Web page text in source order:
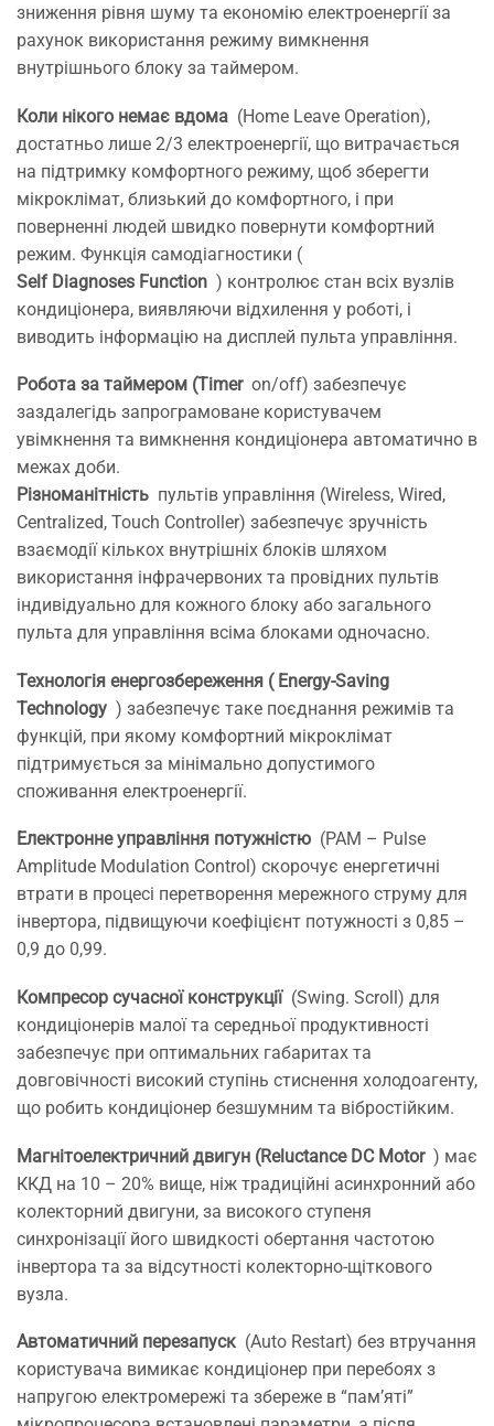
зниження рівня шуму та економію електроенергії за
рахунок використання режиму вимкнення
внутрішнього блоку за таймером.
Коли нікого немає вдома (Home Leave Operation),
достатньо лише 2/3 електроенергії, що витрачається
на підтримку комфортного режиму, щоб зберегти
мікроклімат, близький до комфортного, і при
поверненні людей швидко повернути комфортний
режим. Функція самодіагностики (
Self Diagnoses Function ) контролює стан всіх вузлів
кондиціонера, виявляючи відхилення у роботі, і
виводить інформацію на дисплей пульта управління.
Робота за таймером (Timeron/off) забезпечує
заздалегідь запрограмоване користувачем
увімкнення та вимкнення кондиціонера автоматично в
межах доби.
Різноманітність пультів управління (Wireless, Wired,
Centralized, Touch Controller) забезпечує зручність
взаємодії кількох внутрішніх блоків шляхом
використання інфрачервоних та провідних пультів
індивідуально для кожного блоку або загального
пульта для управління всіма блоками одночасно.
Технологія енергозбереження ( Energy-Saving
Technology ) забезпечує таке поєднання режимів та
функцій, при якому комфортний мікроклімат
підтримується за мінімально допустимого
споживання електроенергії.
Електронне управління потужністю (PAM – Pulse
Amplitude Modulation Сontrol) скорочує енергетичні
втрати в процесі перетворення мережного струму для
інвертора, підвищуючи коефіцієнт потужності з 0,85 –
0,9 до 0,99.
Компресор сучасної конструкції(Swing. Scroll) для
кондиціонерів малої та середньої продуктивності
забезпечує при оптимальних габаритах та
довговічності високий ступінь стиснення холодоагенту,
що робить кондиціонер безшумним та вібростійким.
Магнітоелектричний двигун (Reluctance DC Motor) має
ККД на 10 – 20% вище, ніж традиційні асинхронний або
колекторний двигуни, за високого ступеня
синхронізації його швидкості обертання частотою
інвертора та за відсутності колекторно-щіткового
вузла.
Автоматичний перезапуск(Auto Restart) без втручання
користувача вимикає кондиціонер при перебоях з
напругою електромережі та збереже в “пам’яті”